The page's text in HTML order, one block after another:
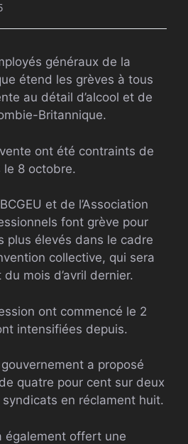
généraux de la
étend les grèves à tous
au détail d’alcool et de
Britannique.
ont été contraints de
8 octobre.
et de l’Association
font grève pour
plus élevés dans le cadre
collective, qui sera
mois d’avril dernier.
ont commencé le 2
intensifiées depuis.
a proposé
quatre pour cent sur deux
en réclament huit.
également offert une